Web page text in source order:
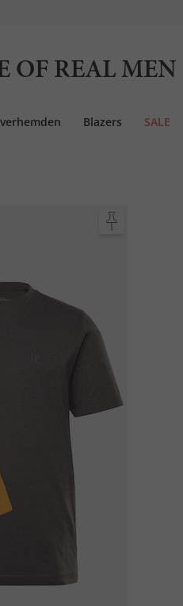
OF REAL MEN
Blazers SALE